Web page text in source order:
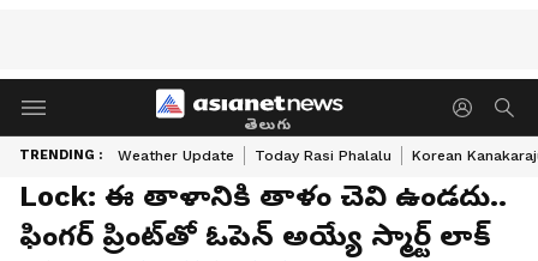
తెలుగు
TRENDING : Weather Update Today Rasi Phalalu Korean
Lock: ఈ తాళానికి తాళం చెవి ఉండ‌దు..
ఫింగ‌ర్ ప్రింట్‌తో ఓపెన్ అయ్యే స్మార్ట్ లాక్